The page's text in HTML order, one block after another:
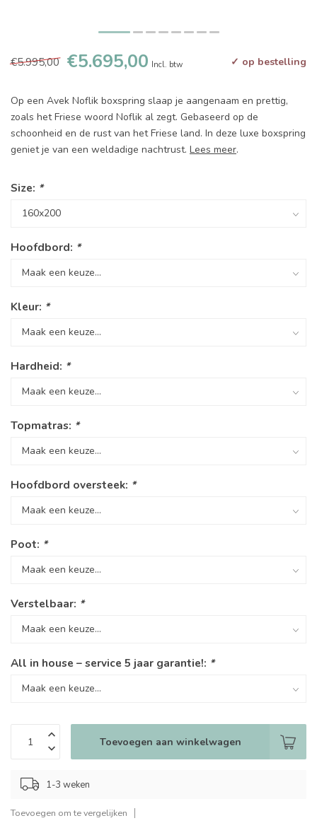
€5.995,00 €5.695,00 Incl. btw ✓ op bestelling
Op een Avek Noflik boxspring slaap je aangenaam en prettig,
zoals het Friese woord Noflik al zegt. Gebaseerd op de
schoonheid en de rust van het Friese land. In deze luxe boxspring
geniet je van een weldadige nachtrust. Lees meer.
Size: *
Hoofdbord: *
Kleur: *
Hardheid: *
Topmatras: *
Hoofdbord oversteek: *
Poot: *
Verstelbaar: *
All in house – service 5 jaar garantie!: *
Toevoegen aan winkelwagen
1-3 weken
Toevoegen om te vergelijken